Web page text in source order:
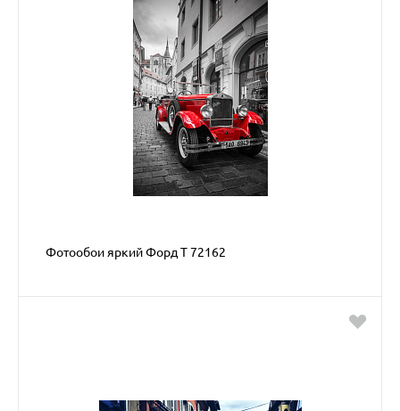
Фотообои яркий Форд Т 72162